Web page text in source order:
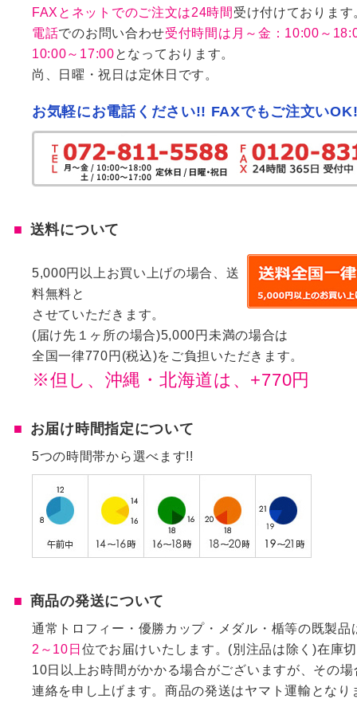
FAXとネットでのご注文は24時間受け付けております
電話でのお問い合わせ受付時間は月～金：10:00～
10:00～17:00となっております。
尚、日曜・祝日は定休日です。
お気軽にお電話ください!! FAXでもご注文い
送料について
5,000円以上お買い上げの場合、送
料無料と
させていただきます。
(届け先１ヶ所の場合)5,000円未満の場合は
全国一律770円(税込)をご負担いただきます。
※但し、沖縄・北海道は、+770円
お届け時間指定について
5つの時間帯から選べます!!
商品の発送について
通常トロフィー・優勝カップ・メダル・楯等の既製品
2～10日位でお届けいたします。(別注品は除く)在庫
10日以上お時間がかかる場合がございますが、その
連絡を申し上げます。商品の発送はヤマト運輸となり